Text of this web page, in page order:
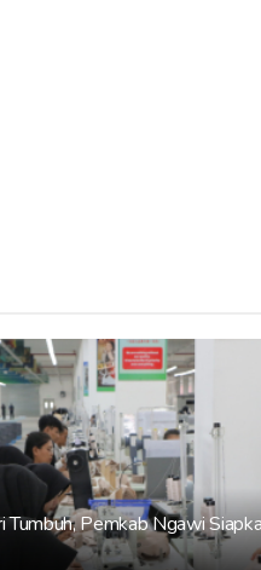
Tumbuh, Pemkab Ngawi